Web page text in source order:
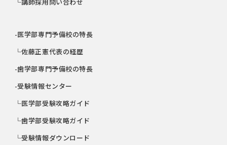
-医学部専門予備校の特長
└佐藤正憲代表の経歴
-歯学部専門予備校の特長
-受験情報センター
└医学部受験攻略ガイド
└歯学部受験攻略ガイド
└受験情報ダウンロード